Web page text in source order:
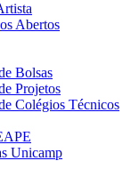
Abertos
Bolsas
Projetos
Colégios Técnicos
Unicamp